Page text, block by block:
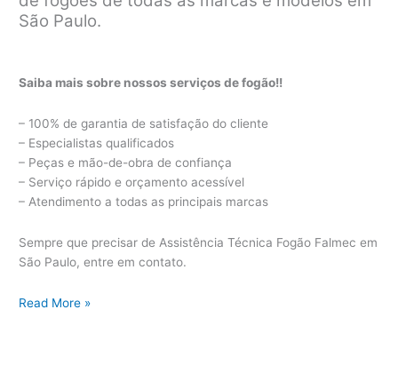
São Paulo.
Saiba mais sobre nossos serviços de fogão!!
– 100% de garantia de satisfação do cliente
– Especialistas qualificados
– Peças e mão-de-obra de confiança
– Serviço rápido e orçamento acessível
– Atendimento a todas as principais marcas
Sempre que precisar de Assistência Técnica Fogão Falmec em
São Paulo, entre em contato.
Assistência
Read More »